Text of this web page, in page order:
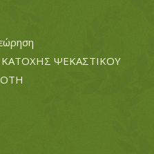
ΨΕΚΑΣΤΙΚΟΥ